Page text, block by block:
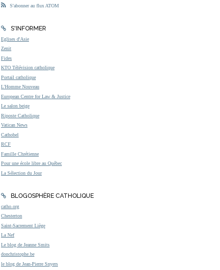
S'abonner au flux ATOM
S'INFORMER
Eglises d'Asie
Zenit
Fides
KTO Télévision catholique
Portail catholique
L'Homme Nouveau
European Centre for Law & Justice
Le salon beige
Riposte Catholique
Vatican News
Cathobel
RCF
Famille Chrétienne
Pour une école libre au Québec
La Sélection du Jour
BLOGOSPHÈRE CATHOLIQUE
catho.org
Chesterton
Saint-Sacrement Liège
La Nef
Le blog de Jeanne Smits
donchristophe.be
le blog de Jean-Pierre Snyers